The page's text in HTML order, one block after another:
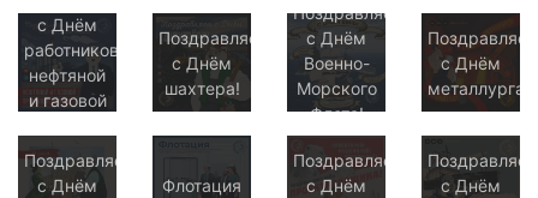
с Днём
работников
нефтяной
и газовой
Поздравляем
с Днём
шахтера!
Поздравляем
с Днём
Военно-
Морского
Флота!
с Днём
металлурга!
Поздравляем
с Днём
Флотация
Поздравляем
с Днём
с Днём